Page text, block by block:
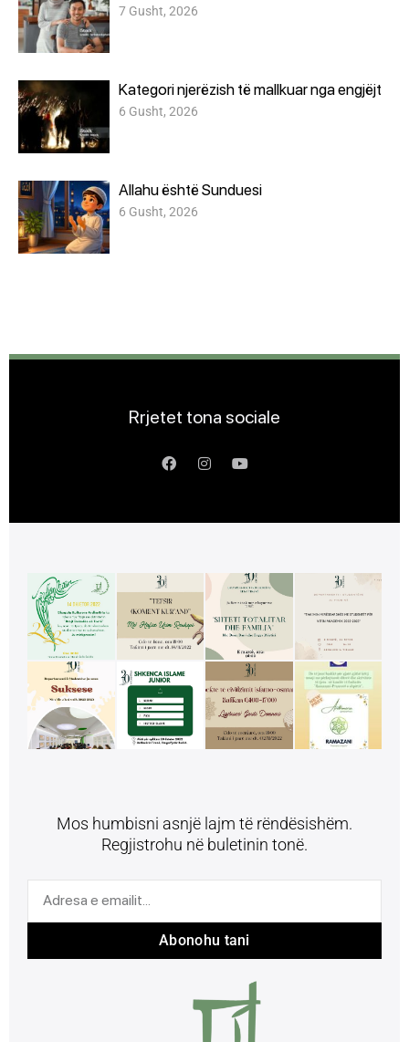
7 Gusht, 2026
Kategori njerëzish të mallkuar nga engjëjt
6 Gusht, 2026
Allahu është Sunduesi
6 Gusht, 2026
Rrjetet tona sociale
Mos humbisni asnjë lajm të rëndësishëm.
Regjistrohu në buletinin tonë.
Abonohu tani